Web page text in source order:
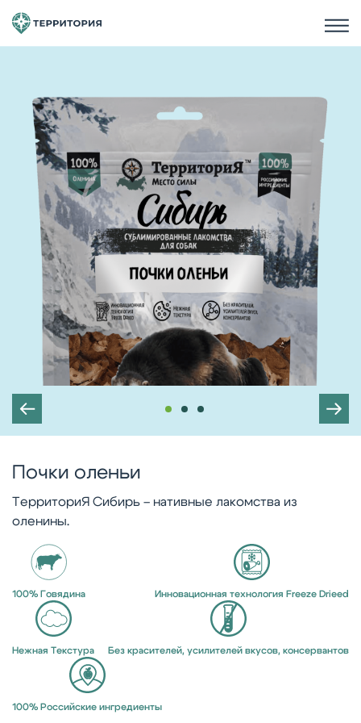
Почки оленьи
ТерриториЯ Сибирь – нативные лакомства из
оленины.
100% Говядина Инновационная технология Freeze Drieed
Нежная Текстура Без красителей, усилителей вкусов, консервантов
100% Российские ингредиенты